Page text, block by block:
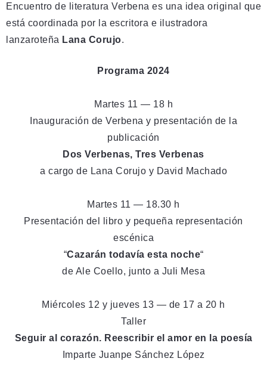
Encuentro de literatura Verbena es una idea original que
está coordinada por la escritora e ilustradora
lanzaroteña Lana Corujo.
Programa 2024
Martes 11 — 18 h
Inauguración de Verbena y presentación de la
publicación
Dos Verbenas, Tres Verbenas
a cargo de Lana Corujo y David Machado
Martes 11 — 18.30 h
Presentación del libro y pequeña representación
escénica
“Cazarán todavía esta noche“
de Ale Coello, junto a Juli Mesa
Miércoles 12 y jueves 13 — de 17 a 20 h
Taller
Seguir al corazón. Reescribir el amor en la poesía
Imparte Juanpe Sánchez López